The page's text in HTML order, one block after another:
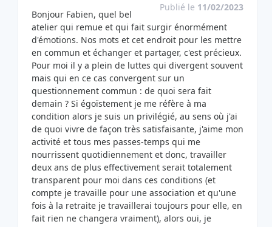
Publié le 11/02/2023
Bonjour Fabien, quel bel
atelier qui remue et qui fait surgir énormément
d'émotions. Nos mots et cet endroit pour les mettre
en commun et échanger et partager, c'est précieux.
Pour moi il y a plein de luttes qui divergent souvent
mais qui en ce cas convergent sur un
questionnement commun : de quoi sera fait
demain ? Si égoïstement je me réfère à ma
condition alors je suis un privilégié, au sens où j'ai
de quoi vivre de façon très satisfaisante, j'aime mon
activité et tous mes passes-temps qui me
nourrissent quotidiennement et donc, travailler
deux ans de plus effectivement serait totalement
transparent pour moi dans ces conditions (et
compte je travaille pour une association et qu'une
fois à la retraite je travaillerai toujours pour elle, en
fait rien ne changera vraiment), alors oui, je